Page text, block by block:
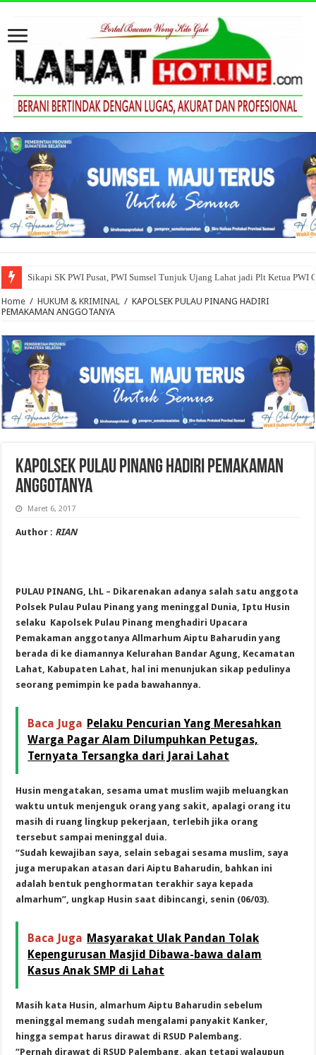
Sikapi SK PWI Pusat, PWI Sumsel Tunjuk Ujang Lahat jadi Plt Ketua PWI
Home / HUKUM & KRIMINAL / KAPOLSEK PULAU PINANG HADIRI
PEMAKAMAN ANGGOTANYA
KAPOLSEK PULAU PINANG HADIRI PEMAKAMAN
ANGGOTANYA
Maret 6, 2017
Author : RIAN
PULAU PINANG, LhL – Dikarenakan adanya salah satu anggota
Polsek Pulau Pulau Pinang yang meninggal Dunia, Iptu Husin
selaku Kapolsek Pulau Pinang menghadiri Upacara
Pemakaman anggotanya Allmarhum Aiptu Baharudin yang
berada di ke diamannya Kelurahan Bandar Agung, Kecamatan
Lahat, Kabupaten Lahat, hal ini menunjukan sikap pedulinya
seorang pemimpin ke pada bawahannya.
Baca Juga Pelaku Pencurian Yang Meresahkan
Warga Pagar Alam Dilumpuhkan Petugas,
Ternyata Tersangka dari Jarai Lahat
Husin mengatakan, sesama umat muslim wajib meluangkan
waktu untuk menjenguk orang yang sakit, apalagi orang itu
masih di ruang lingkup pekerjaan, terlebih jika orang
tersebut sampai meninggal duia.
“Sudah kewajiban saya, selain sebagai sesama muslim, saya
juga merupakan atasan dari Aiptu Baharudin, bahkan ini
adalah bentuk penghormatan terakhir saya kepada
almarhum”, ungkap Husin saat dibincangi, senin (06/03).
Baca Juga Masyarakat Ulak Pandan Tolak
Kepengurusan Masjid Dibawa-bawa dalam
Kasus Anak SMP di Lahat
Masih kata Husin, almarhum Aiptu Baharudin sebelum
meninggal memang sudah mengalami panyakit Kanker,
hingga sempat harus dirawat di RSUD Palembang.
“Pernah dirawat di RSUD Palembang, akan tetapi walaupun